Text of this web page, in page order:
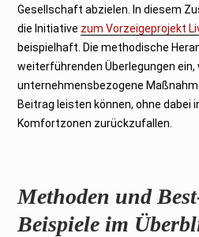
Gesellschaft abzielen. In diesem
die Initiative zum Vorzeigeprojekt
beispielhaft. Die methodische
weiterführenden Überlegungen ein,
unternehmensbezogene
Beitrag leisten können, ohne dabei
Komfortzonen zurückzufallen.
Methoden und
Beispiele im